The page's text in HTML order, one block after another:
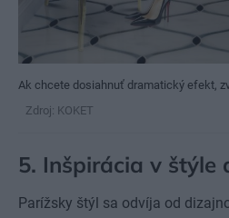
Ak chcete dosiahnuť dramatický efekt,
Zdroj: KOKET
5. Inšpirácia v štýle
Parížsky štýl sa odvíja od